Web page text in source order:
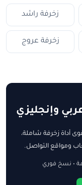
زخرفة راشد
زخرفة عروج
وإنجليزي
أداة زخرفة شاملة،
ومواقع التواصل.
• نسخ فوري